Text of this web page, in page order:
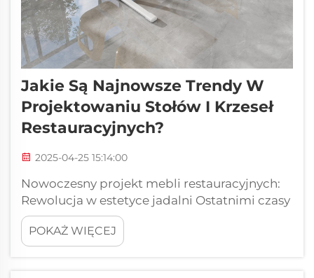
Jakie Są Najnowsze Trendy W
Projektowaniu Stołów I Krzeseł
Restauracyjnych?
2025-04-25 15:14:00
Nowoczesny projekt mebli restauracyjnych:
Rewolucja w estetyce jadalni Ostatnimi czasy
wnętrza restauracji uległy znacznej
transformacji, a wybór stolików i krzeseł
odgrywa w tym kluczową rolę w
POKAŻ WIĘCEJ